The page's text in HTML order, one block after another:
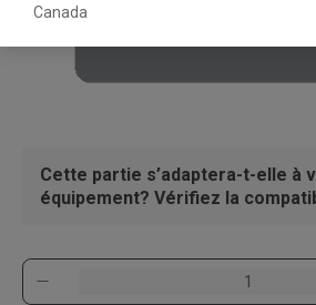
Canada
Cette partie s’adaptera-t-elle à
équipement? Vérifiez la